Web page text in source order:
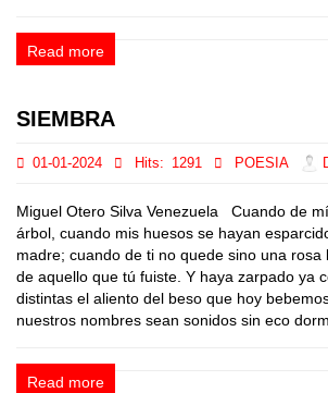
Read more
SIEMBRA
01-01-2024 Hits: 1291 POESIA
Miguel Otero Silva Venezuela Cuando de
árbol, cuando mis huesos se hayan
madre; cuando de ti no quede sino una rosa
de aquello que tú fuiste. Y haya zarpado ya
distintas el aliento del beso que hoy
nuestros nombres sean sonidos sin eco
Read more